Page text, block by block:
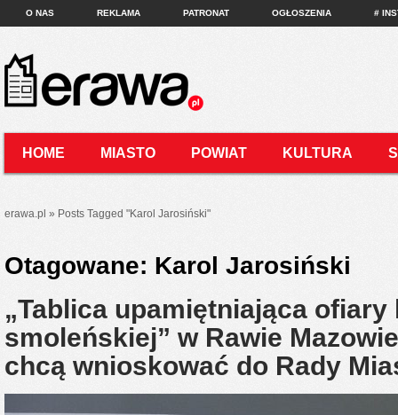
O NAS REKLAMA PATRONAT OGŁOSZENIA #
HOME MIASTO POWIAT KULTURA
erawa.pl » Posts Tagged "Karol Jarosiński"
Otagowane: Karol Jarosiński
„Tablica upamiętniająca
smoleńskiej” w Rawie
chcą wnioskować do Rady